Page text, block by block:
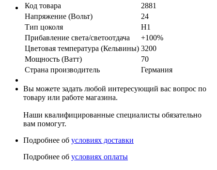
Код товара
2881
Напряжение (Вольт)
24
Тип цоколя
H1
Прибавление света/светоотдача
+100%
Цветовая температура (Кельвины) 3200
Мощность (Ватт)
70
Страна производитель
Германия
Вы можете задать любой интересующий вас вопрос по
товару или работе магазина.
Наши квалифицированные специалисты обязательно
вам помогут.
Подробнее об условиях доставки
Подробнее об условиях оплаты